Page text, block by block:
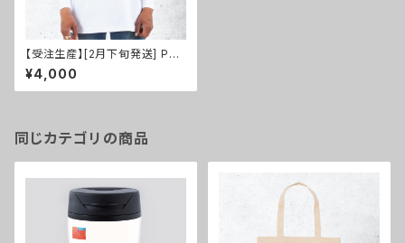
【受注生産】[2月下旬発送] Port
rait Heavyweight Long Sle
eve
¥4,000
同じカテゴリの商品